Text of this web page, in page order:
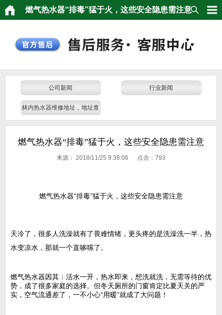
燃气热水器“排毒”猛于火，这些安全隐患需注意​
公司新闻 行业新闻
林内热水器维修地址，地址查
燃气热水器“排毒”猛于火，这些安全隐患需注意​
来源： 2018/11/25 9:38:06 点击： 793
燃气热水器“排毒”猛于火，这些安全隐患需注意
天冷了，很多人洗澡就有了畏难情绪，更头疼的是洗澡洗一半，热
水变凉水，那就一个直哆嗦了。
燃气热水器因其：活水一开，热水即来，想洗就洗，无需等待的优
势，成了很多家庭的选择。但冬天厕所的门窗肯定比夏天关的严
实，空气流通差了，一不小心“用暖”就成了大问题！